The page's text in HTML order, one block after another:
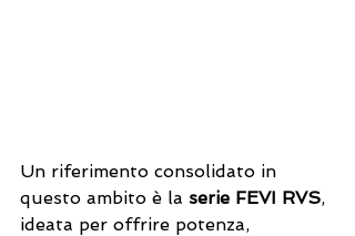
Un riferimento consolidato in
questo ambito è la serie FEVI RVS,
ideata per offrire potenza,